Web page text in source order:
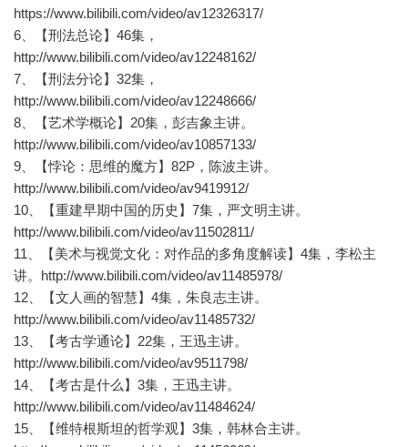
https://www.bilibili.com/video/av12326317/
6、【刑法总论】46集，
http://www.bilibili.com/video/av12248162/
7、【刑法分论】32集，
http://www.bilibili.com/video/av12248666/
8、【艺术学概论】20集，彭吉象主讲。
http://www.bilibili.com/video/av10857133/
9、【悖论：思维的魔方】82P，陈波主讲。
http://www.bilibili.com/video/av9419912/
10、【重建早期中国的历史】7集，严文明主讲。
http://www.bilibili.com/video/av11502811/
11、【美术与视觉文化：对作品的多角度解读】4集，李松主
讲。http://www.bilibili.com/video/av11485978/
12、【文人画的智慧】4集，朱良志主讲。
http://www.bilibili.com/video/av11485732/
13、【考古学通论】22集，王迅主讲。
http://www.bilibili.com/video/av9511798/
14、【考古是什么】3集，王迅主讲。
http://www.bilibili.com/video/av11484624/
15、【维特根斯坦的哲学观】3集，韩林合主讲。